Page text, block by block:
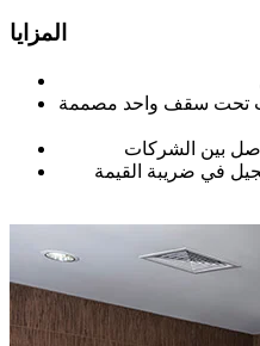
المزايا
تحت سقف واحد مصممة
بين الشركات
في ضريبة القيمة